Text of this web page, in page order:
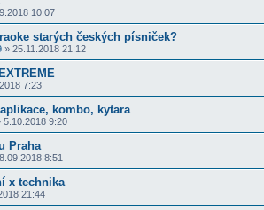
10:07
starých českých písniček?
» 25.11.2018 21:12
7:23
kombo, kytara
5.10.2018 9:20
Praha
8:51
x technika
21:44